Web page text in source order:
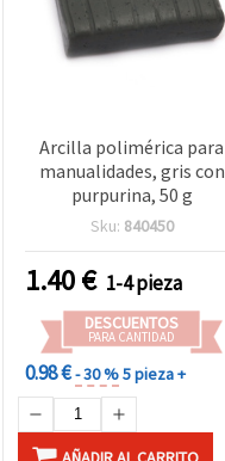
Arcilla polimérica para
manualidades, gris con
purpurina, 50 g
Sku: 840450
1.40€ 1-4 pieza
DESCUENTOS
PARA CANTIDAD
0.98 €- 30 %5 pieza +